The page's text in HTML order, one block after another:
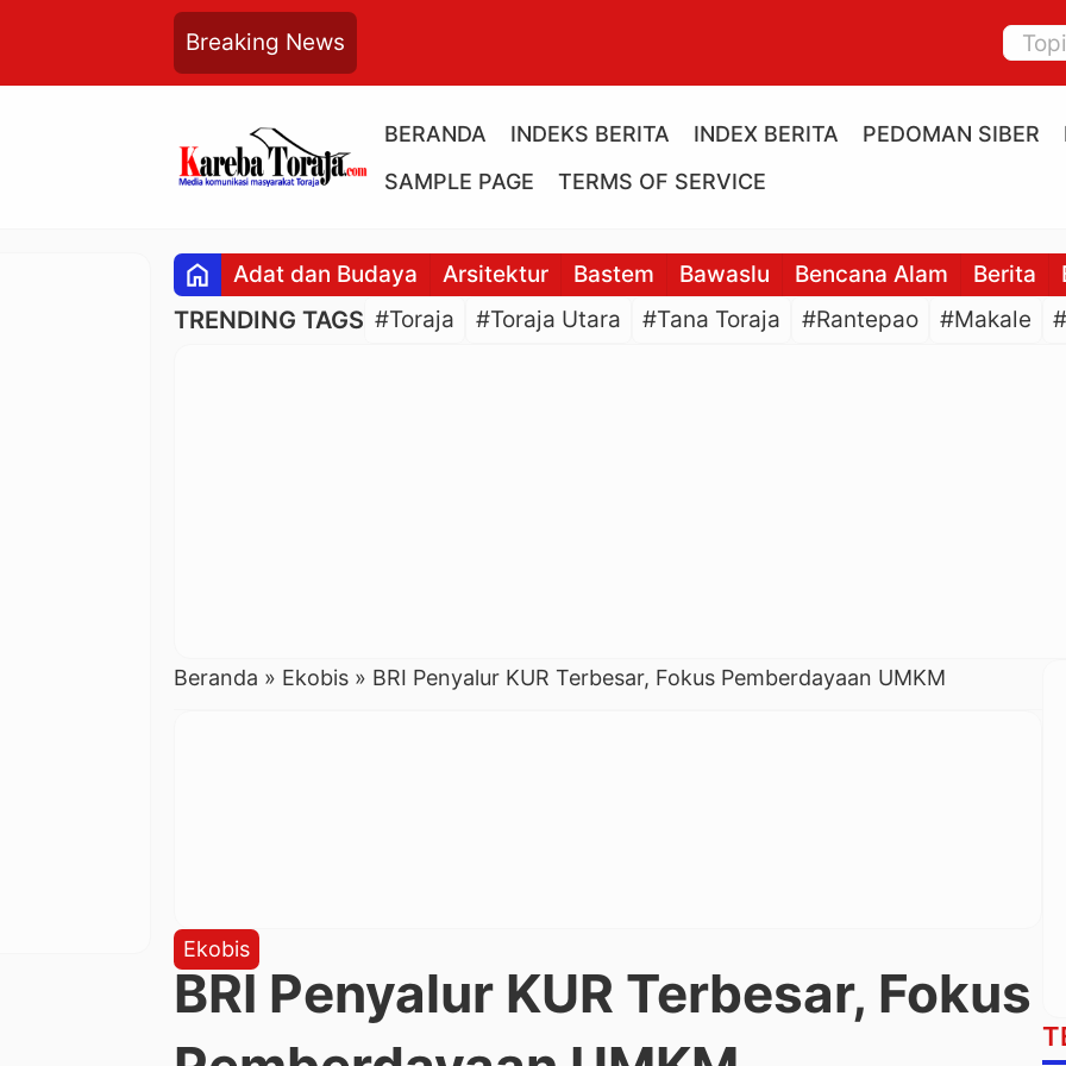
Breaking News
BERANDA INDEKS BERITA INDEX BERITA PEDOMAN SIBER
SAMPLE PAGE
TERMS OF SERVICE
home Adat dan Budaya Arsitektur Bastem Bawaslu Bencana Alam Berita
TRENDING TAGS #Toraja #Toraja Utara #Tana Toraja #Rantepao #Makale
Beranda » Ekobis » BRI Penyalur KUR Terbesar, Fokus Pemberdayaan UMKM
Ekobis
BRI Penyalur KUR Terbesar, Fokus